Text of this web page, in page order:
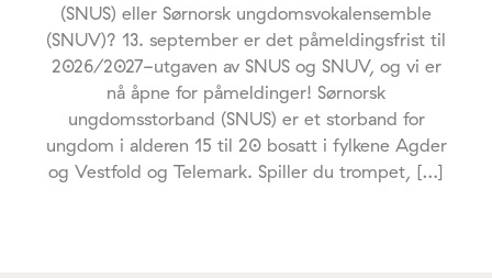
(SNUS) eller Sørnorsk ungdomsvokalensemble
(SNUV)? 13. september er det påmeldingsfrist til
2026/2027-utgaven av SNUS og SNUV, og vi er
nå åpne for påmeldinger! Sørnorsk
ungdomsstorband (SNUS) er et storband for
ungdom i alderen 15 til 20 bosatt i fylkene Agder
og Vestfold og Telemark. Spiller du trompet, […]